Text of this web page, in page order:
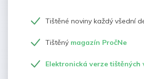
Tištěné noviny každý všední
Tištěný magazín PročNe
Elektronická verze tištěných